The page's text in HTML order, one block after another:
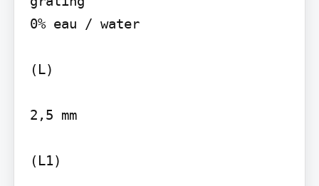
0% eau / water
(L)
2,5 mm
(L1)